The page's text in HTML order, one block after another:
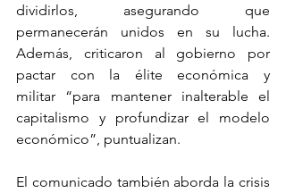
dividirlos, asegurando que
permanecerán unidos en su lucha.
Además, criticaron al gobierno por
pactar con la élite económica y
militar “para mantener inalterable el
capitalismo y profundizar el modelo
económico”, puntualizan.
El comunicado también aborda la crisis